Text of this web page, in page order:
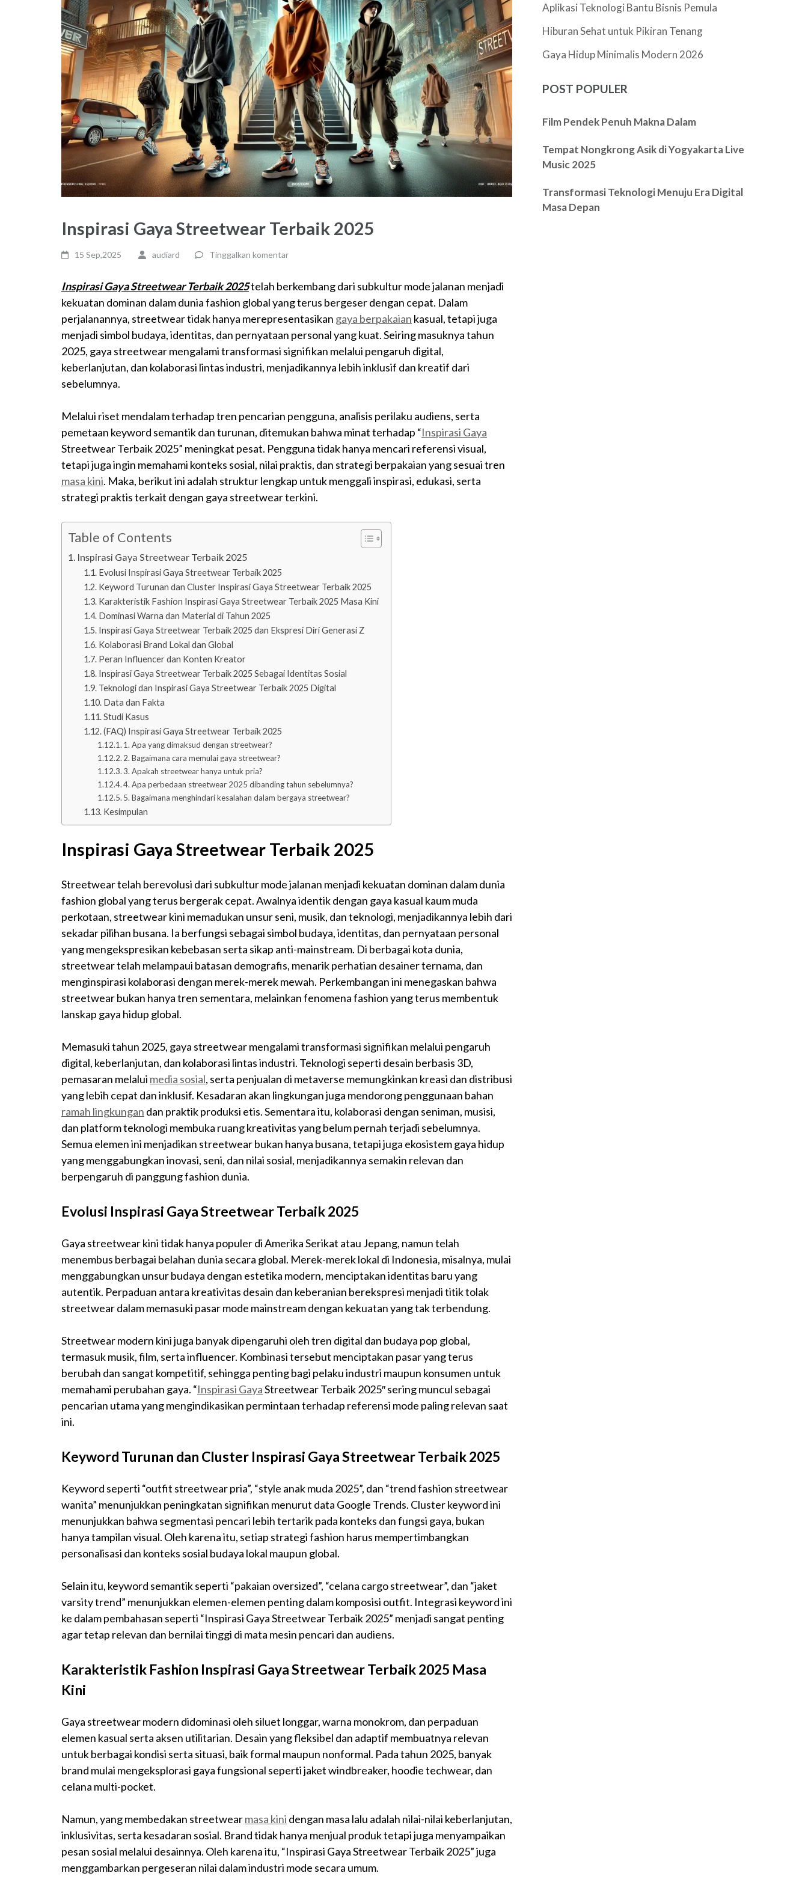
Inspirasi Gaya Streetwear Terbaik 2025
15 Sep,2025 audiard Tinggalkan komentar
Inspirasi Gaya Streetwear Terbaik 2025telah berkembang dari subkultur mode jalanan menjadi
kekuatan dominan dalam dunia fashion global yang terus bergeser dengan cepat. Dalam
perjalanannya, streetwear tidak hanya merepresentasikan gaya berpakaian kasual, tetapi juga
menjadi simbol budaya, identitas, dan pernyataan personal yang kuat. Seiring masuknya tahun
2025, gaya streetwear mengalami transformasi signifikan melalui pengaruh digital,
keberlanjutan, dan kolaborasi lintas industri, menjadikannya lebih inklusif dan kreatif dari
sebelumnya.
Melalui riset mendalam terhadap tren pencarian pengguna, analisis perilaku audiens, serta
pemetaan keyword semantik dan turunan, ditemukan bahwa minat terhadap “Inspirasi Gaya
Streetwear Terbaik 2025” meningkat pesat. Pengguna tidak hanya mencari referensi visual,
tetapi juga ingin memahami konteks sosial, nilai praktis, dan strategi berpakaian yang sesuai tren
masa kini. Maka, berikut ini adalah struktur lengkap untuk menggali inspirasi, edukasi, serta
strategi praktis terkait dengan gaya streetwear terkini.
Table of Contents
Inspirasi Gaya Streetwear Terbaik 2025
Evolusi Inspirasi Gaya Streetwear Terbaik 2025
Keyword Turunan dan Cluster Inspirasi Gaya Streetwear Terbaik 2025
Karakteristik Fashion Inspirasi Gaya Streetwear Terbaik 2025 Masa Kini
Dominasi Warna dan Material di Tahun 2025
Inspirasi Gaya Streetwear Terbaik 2025 dan Ekspresi Diri Generasi Z
Kolaborasi Brand Lokal dan Global
Peran Influencer dan Konten Kreator
Inspirasi Gaya Streetwear Terbaik 2025 Sebagai Identitas Sosial
Teknologi dan Inspirasi Gaya Streetwear Terbaik 2025 Digital
Data dan Fakta
Studi Kasus
(FAQ) Inspirasi Gaya Streetwear Terbaik 2025
1. Apa yang dimaksud dengan streetwear?
2. Bagaimana cara memulai gaya streetwear?
3. Apakah streetwear hanya untuk pria?
4. Apa perbedaan streetwear 2025 dibanding tahun sebelumnya?
5. Bagaimana menghindari kesalahan dalam bergaya streetwear?
Kesimpulan
Inspirasi Gaya Streetwear Terbaik 2025
Streetwear telah berevolusi dari subkultur mode jalanan menjadi kekuatan dominan dalam dunia
fashion global yang terus bergerak cepat. Awalnya identik dengan gaya kasual kaum muda
perkotaan, streetwear kini memadukan unsur seni, musik, dan teknologi, menjadikannya lebih dari
sekadar pilihan busana. Ia berfungsi sebagai simbol budaya, identitas, dan pernyataan personal
yang mengekspresikan kebebasan serta sikap anti-mainstream. Di berbagai kota dunia,
streetwear telah melampaui batasan demografis, menarik perhatian desainer ternama, dan
menginspirasi kolaborasi dengan merek-merek mewah. Perkembangan ini menegaskan bahwa
streetwear bukan hanya tren sementara, melainkan fenomena fashion yang terus membentuk
lanskap gaya hidup global.
Memasuki tahun 2025, gaya streetwear mengalami transformasi signifikan melalui pengaruh
digital, keberlanjutan, dan kolaborasi lintas industri. Teknologi seperti desain berbasis 3D,
pemasaran melalui media sosial, serta penjualan di metaverse memungkinkan kreasi dan distribusi
yang lebih cepat dan inklusif. Kesadaran akan lingkungan juga mendorong penggunaan bahan
ramah lingkungan dan praktik produksi etis. Sementara itu, kolaborasi dengan seniman, musisi,
dan platform teknologi membuka ruang kreativitas yang belum pernah terjadi sebelumnya.
Semua elemen ini menjadikan streetwear bukan hanya busana, tetapi juga ekosistem gaya hidup
yang menggabungkan inovasi, seni, dan nilai sosial, menjadikannya semakin relevan dan
berpengaruh di panggung fashion dunia.
Evolusi Inspirasi Gaya Streetwear Terbaik 2025
Gaya streetwear kini tidak hanya populer di Amerika Serikat atau Jepang, namun telah
menembus berbagai belahan dunia secara global. Merek-merek lokal di Indonesia, misalnya, mulai
menggabungkan unsur budaya dengan estetika modern, menciptakan identitas baru yang
autentik. Perpaduan antara kreativitas desain dan keberanian berekspresi menjadi titik tolak
streetwear dalam memasuki pasar mode mainstream dengan kekuatan yang tak terbendung.
Streetwear modern kini juga banyak dipengaruhi oleh tren digital dan budaya pop global,
termasuk musik, film, serta influencer. Kombinasi tersebut menciptakan pasar yang terus
berubah dan sangat kompetitif, sehingga penting bagi pelaku industri maupun konsumen untuk
memahami perubahan gaya. “Inspirasi GayaStreetwear Terbaik 2025″ sering muncul sebagai
pencarian utama yang mengindikasikan permintaan terhadap referensi mode paling relevan saat
ini.
Keyword Turunan dan Cluster Inspirasi Gaya Streetwear Terbaik 2025
Keyword seperti “outfit streetwear pria”, “style anak muda 2025”, dan “trend fashion streetwear
wanita” menunjukkan peningkatan signifikan menurut data Google Trends. Cluster keyword ini
menunjukkan bahwa segmentasi pencari lebih tertarik pada konteks dan fungsi gaya, bukan
hanya tampilan visual. Oleh karena itu, setiap strategi fashion harus mempertimbangkan
personalisasi dan konteks sosial budaya lokal maupun global.
Selain itu, keyword semantik seperti “pakaian oversized”, “celana cargo streetwear”, dan “jaket
varsity trend” menunjukkan elemen-elemen penting dalam komposisi outfit. Integrasi keyword ini
ke dalam pembahasan seperti “Inspirasi Gaya Streetwear Terbaik 2025” menjadi sangat penting
agar tetap relevan dan bernilai tinggi di mata mesin pencari dan audiens.
Karakteristik Fashion Inspirasi Gaya Streetwear Terbaik 2025 Masa
Kini
Gaya streetwear modern didominasi oleh siluet longgar, warna monokrom, dan perpaduan
elemen kasual serta aksen utilitarian. Desain yang fleksibel dan adaptif membuatnya relevan
untuk berbagai kondisi serta situasi, baik formal maupun nonformal. Pada tahun 2025, banyak
brand mulai mengeksplorasi gaya fungsional seperti jaket windbreaker, hoodie techwear, dan
celana multi-pocket.
Namun, yang membedakan streetwearmasa kini dengan masa lalu adalah nilai-nilai keberlanjutan,
inklusivitas, serta kesadaran sosial. Brand tidak hanya menjual produk tetapi juga menyampaikan
pesan sosial melalui desainnya. Oleh karena itu, “Inspirasi Gaya Streetwear Terbaik 2025” juga
menggambarkan pergeseran nilai dalam industri mode secara umum.
Aplikasi Teknologi Bantu Bisnis Pemula
Hiburan Sehat untuk Pikiran Tenang
Gaya Hidup Minimalis Modern 2026
POST POPULER
Film Pendek Penuh Makna Dalam
Tempat Nongkrong Asik di Yogyakarta Live
Music 2025
Transformasi Teknologi Menuju Era Digital
Masa Depan